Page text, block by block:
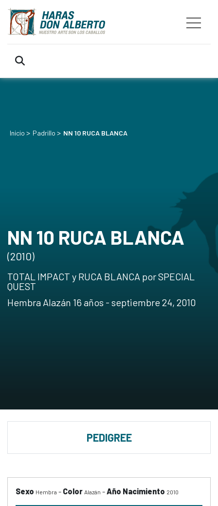
Inicio > Padrillo > NN 10 RUCA BLANCA
NN 10 RUCA BLANCA
(2010)
TOTAL IMPACT y RUCA BLANCA por SPECIAL
QUEST
Hembra Alazán 16 años - septiembre 24, 2010
PEDIGREE
Sexo Hembra - Color Alazán -Año Nacimiento 2010